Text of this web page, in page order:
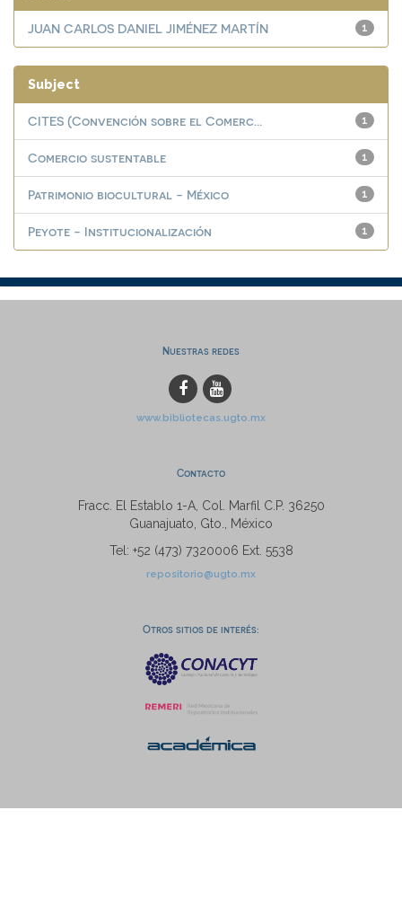
1
JUAN CARLOS DANIEL JIMÉNEZ MARTÍN
Subject
1
CITES (Convención sobre el Comerc...
1
Comercio sustentable
1
Patrimonio biocultural - México
1
Peyote - Institucionalización
Nuestras redes
www.bibliotecas.ugto.mx
Contacto
Fracc. El Establo 1-A, Col. Marfil C.P. 36250
Guanajuato, Gto., México
Tel: +52 (473) 7320006 Ext. 5538
repositorio@ugto.mx
Otros sitios de interés: